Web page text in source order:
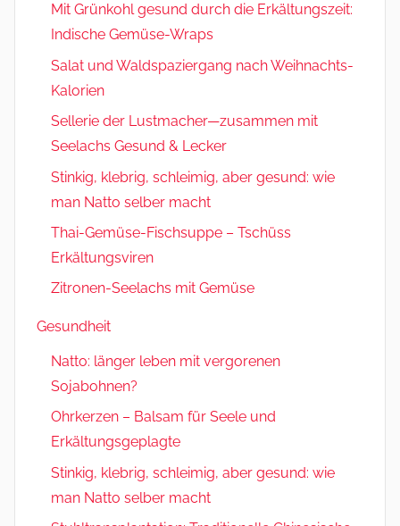
Mit Grünkohl gesund durch die Erkältungszeit:
Indische Gemüse-Wraps
Salat und Waldspaziergang nach Weihnachts-
Kalorien
Sellerie der Lustmacher—zusammen mit
Seelachs Gesund & Lecker
Stinkig, klebrig, schleimig, aber gesund: wie
man Natto selber macht
Thai-Gemüse-Fischsuppe – Tschüss
Erkältungsviren
Zitronen-Seelachs mit Gemüse
Gesundheit
Natto: länger leben mit vergorenen
Sojabohnen?
Ohrkerzen – Balsam für Seele und
Erkältungsgeplagte
Stinkig, klebrig, schleimig, aber gesund: wie
man Natto selber macht